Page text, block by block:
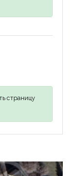
страницу